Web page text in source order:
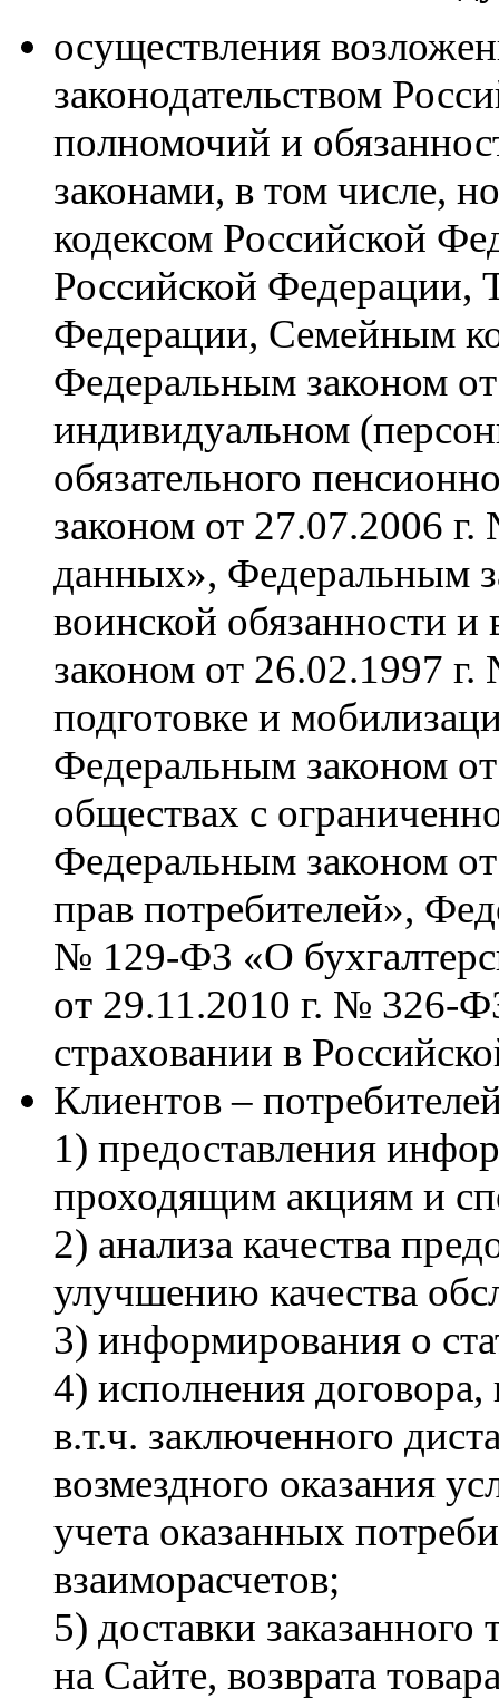
осуществления
законодательством
полномочий и
законами, в том числе,
кодексом Российской
Российской Федерации,
Федерации, Семейным
Федеральным законом
индивидуальном
обязательного
законом от 27.07.2006
данных», Федеральным
воинской обязанности
законом от 26.02.1997
подготовке и
Федеральным законом
обществах с
Федеральным законом
прав потребителей»,
№ 129-ФЗ «О
от 29.11.2010 г. № 326-
страховании в
Клиентов –
1) предоставления
проходящим акциям и
2) анализа качества
улучшению качества
3) информирования о
4) исполнения
в.т.ч. заключенного
возмездного оказания
учета оказанных
взаиморасчетов;
5) доставки
на Сайте, возврата